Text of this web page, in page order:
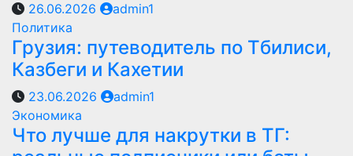
26.06.2026
admin1
Политика
Грузия: путеводитель по Тбилиси,
Казбеги и Кахетии
23.06.2026
admin1
Экономика
Что лучше для накрутки в ТГ: